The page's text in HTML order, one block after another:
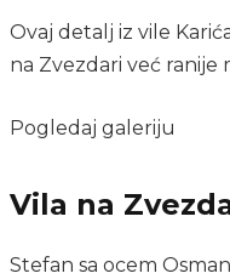
Ovaj detalj iz vile
na Zvezdari već ranije
Pogledaj galeriju
Vila na
Stefan sa ocem